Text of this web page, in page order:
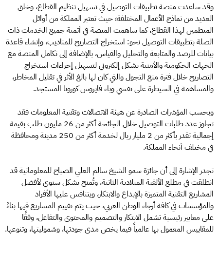
وقد ساعدت منصة تطبيقات التوصيل في تسهيل تنظيم القطاع، وخلق
العديد من نماذج الأعمال المختلفة؛ حيث تعتبر المملكة من أوائل
المنظمين لهذا القطاع، كما ساهمت المنصة في أتمتة جميع الخدمات ذات
الصلة بتطبيقات التوصيل نحو: استخراج التصاريح للمناديب، وإنشاء قاعدة
بيانات للرصد والمتابعة والتحليل والقياس، بالإضافة إلى تكامل المنصة مع
الجهات الحكومية والأمنية بشكل إلكتروني لتسهيل إجراءات استخراج
التصاريح خلال فترة منع التجول والتي كان لها بالغ الأثر في تقليل المخاطر،
والمساهمة في السيطرة على تفشي وباء فايروس كورونا المستجد.
وبحسب المؤشرات الصادرة عن هيئة الاتصالات وتقنية المعلومات فقد
تجاوز عدد طلبات التوصيل خلال الجائحة أكثر من 26 مليون طلب بقيمة
إجمالية تقدر بأكثر من 2 مليار ريال لخدمة أكثر من 250 مدينة ومحافظة
في مختلف أنحاء المملكة.
تجدر الإشارة إلى أن جائزة سمو الشيخ سالم العلي الصباح للمعلوماتية قد
انطلقت في مطلع الألفية الميلادية الثانية، وتُمنح بشكل سنوي لأفضل
المشاريع التقنية المتميزة بالإبداع والابتكار، ويتنافس عليها الأفراد
والمؤسسات في كافة أرجاء الوطن العربي، حيث يتم تقييم المشاريع فيها بناءً
على معايير رئيسية تشمل الابتكار والتصميم والمحتوى والتفاعل، وفقًا
للمقاييس المعمول بها عالمياً فيما يخص مدى جودتها، وشموليتها، وتنوعها.